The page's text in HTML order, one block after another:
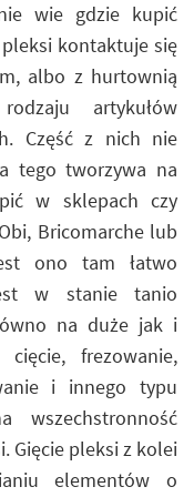
wie gdzie kupić
kontaktuje się
albo z hurtownią
artykułów
Część z nich nie
tego tworzywa na
w sklepach czy
Bricomarche lub
ono tam łatwo
w stanie tanio
na duże jak i
frezowanie,
i innego typu
wszechstronność
Gięcie pleksi z kolei
elementów o